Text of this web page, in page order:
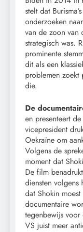
stelt dat
onderzoeken
van de zoon van
strategisch was.
prominente
dit als een
problemen
die.
De
en presenteert
vicepresident
Oekraïne om
Volgens de
moment dat
De film
diensten volgens
dat Shokin
documentaire
tegenbewijs
VS juist meer